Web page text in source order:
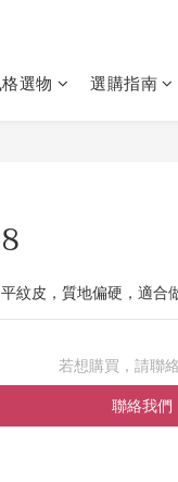
格選物 選購指南
紋皮，質地偏硬，適合
若想購買，請聯絡
聯絡我們